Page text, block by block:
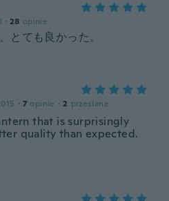
· 28 opinie
とても良かった。
· 7 opinie · 2 przesłane
that is surprisingly
quality than expected.